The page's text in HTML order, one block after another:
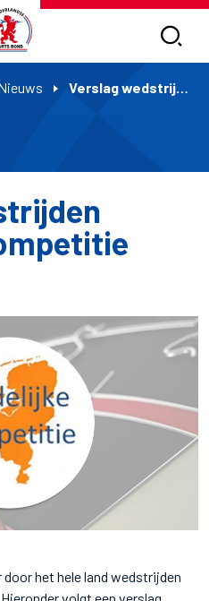
Verslag wedstrijden Landelijke Competitie
het hele land wedstrijden
volgt een verslag.